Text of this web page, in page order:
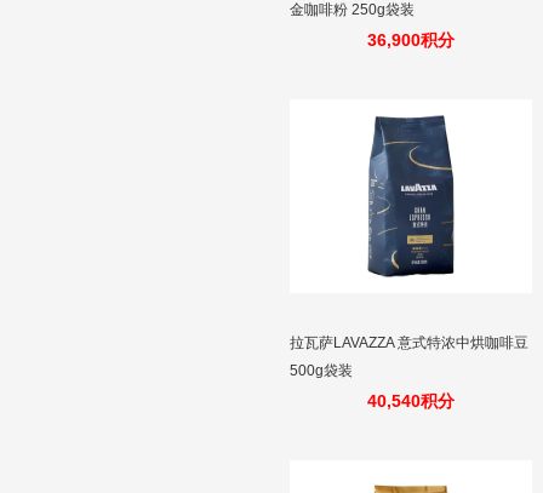
金咖啡粉 250g袋装
36,900积分
拉瓦萨LAVAZZA 意式特浓中烘咖啡豆
500g袋装
40,540积分